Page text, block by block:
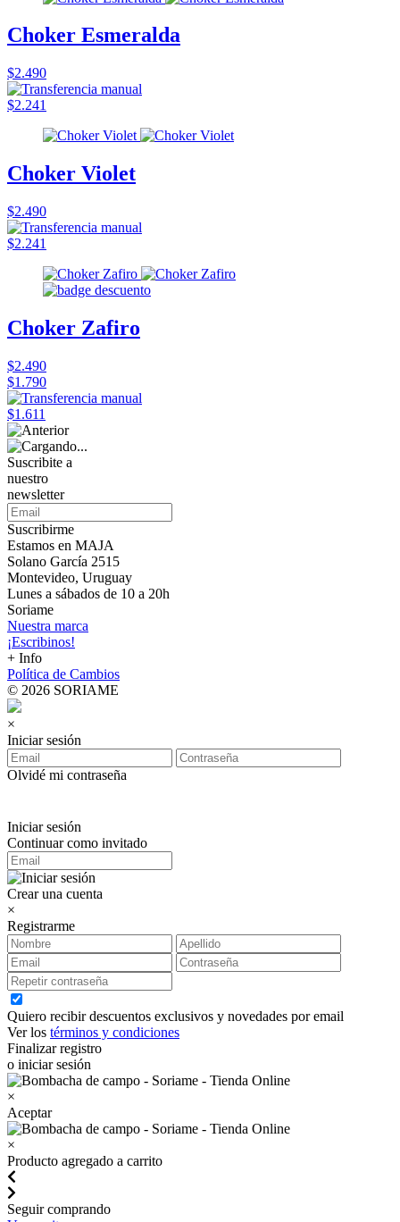
Choker Esmeralda
$2.490
$2.241
Choker Violet
$2.490
$2.241
Choker Zafiro
$2.490
$1.790
$1.611
Suscribite a
nuestro
newsletter
Suscribirme
Estamos en MAJA
Solano García 2515
Montevideo, Uruguay
Lunes a sábados de 10 a 20h
Soriame
Nuestra marca
¡Escribinos!
+ Info
Política de Cambios
© 2026 SORIAME
×
Iniciar sesión
Olvidé mi contraseña
Iniciar sesión
Continuar como invitado
Crear una cuenta
×
Registrarme
Quiero recibir descuentos exclusivos y novedades por email
Ver los términos y condiciones
Finalizar registro
o iniciar sesión
×
Aceptar
×
Producto agregado a carrito
Seguir comprando